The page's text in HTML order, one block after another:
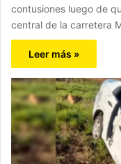
contusiones luego de
central de la carretera
Leer más »